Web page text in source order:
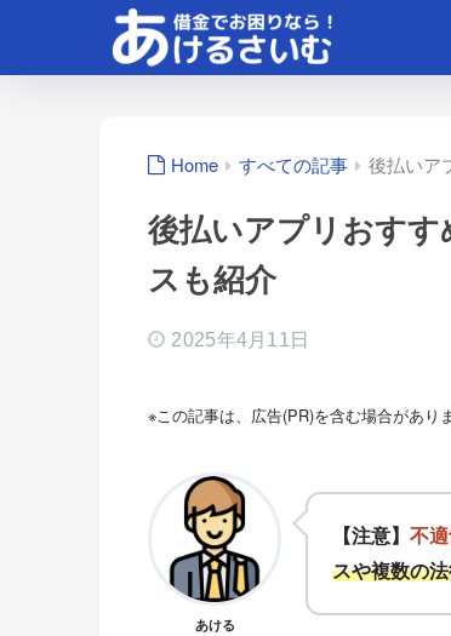
Home すべての記事 後払いア
後払いアプリおす
スも紹介
2025年4月11日
※この記事は、広告(PR)を含む場合がありま
あける
【注意】 不
スや複数の